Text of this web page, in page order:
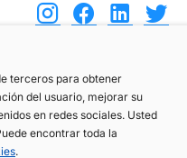
terceros para obtener
del usuario, mejorar su
en redes sociales. Usted
encontrar toda la
.
(+34) 744 408 070
info@motoreto.com